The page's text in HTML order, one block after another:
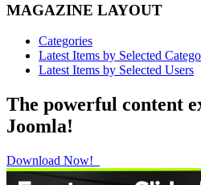
MAGAZINE LAYOUT
Categories
Latest Items by Selected
Latest Items by Selected Users
The powerful content
Joomla!
Download Now!